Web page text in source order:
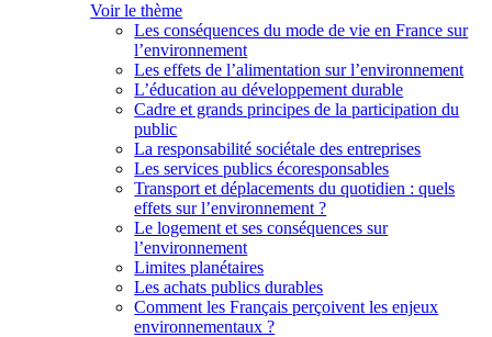
Voir le thème
Les conséquences du mode de vie en France sur
l’environnement
Les effets de l’alimentation sur l’environnement
L’éducation au développement durable
Cadre et grands principes de la participation du
public
La responsabilité sociétale des entreprises
Les services publics écoresponsables
Transport et déplacements du quotidien : quels
effets sur l’environnement ?
Le logement et ses conséquences sur
l’environnement
Limites planétaires
Les achats publics durables
Comment les Français perçoivent les enjeux
environnementaux ?